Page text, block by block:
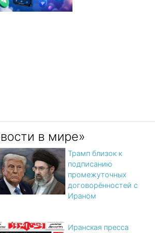
в мире»
Трамп близок к
подписанию
промежуточных
договорённостей с
Ираном
Иранская пресса